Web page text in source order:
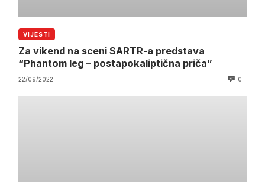
VIJESTI
Za vikend na sceni SARTR-a predstava
“Phantom leg – postapokaliptična priča”
22/09/2022 0